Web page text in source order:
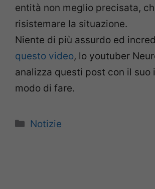
entità non meglio precisata,
risistemare la situazione.
Niente di più assurdo ed
questo video, lo youtuber
analizza questi post con il suo
modo di fare.
Categorie
Notizie